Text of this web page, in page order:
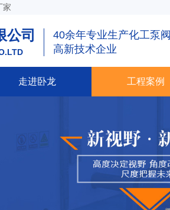
家
公司
40余年专业生产化工泵阀
高新技术企业
走进卧龙 工程案例